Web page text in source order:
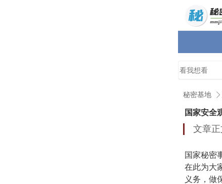
秘密基地
国家安全
文章正
国家秘密
在此为大
义务，做